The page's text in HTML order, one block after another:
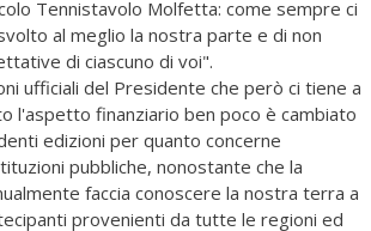
Tennistavolo Molfetta: come sempre ci
al meglio la nostra parte e di non
di ciascuno di voi".
ufficiali del Presidente che però ci tiene a
l'aspetto finanziario ben poco è cambiato
edizioni per quanto concerne
pubbliche, nonostante che la
faccia conoscere la nostra terra a
provenienti da tutte le regioni ed